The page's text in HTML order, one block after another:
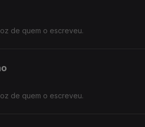
de quem o escreveu.
de quem o escreveu.